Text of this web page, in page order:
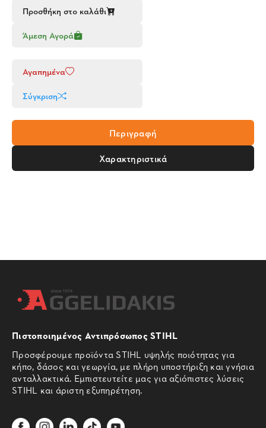
Προσθήκη στο καλάθι
Άμεση Αγορά
Αγαπημένα
Σύγκριση
Περιγραφή
Χαρακτηριστικά
Πιστοποιημένος Αντιπρόσωπος STIHL
Προσφέρουμε προϊόντα STIHL υψηλής ποιότητας για
κήπο, δάσος και γεωργία, με πλήρη υποστήριξη και γνήσια
ανταλλακτικά. Εμπιστευτείτε μας για αξιόπιστες λύσεις
STIHL και άριστη εξυπηρέτηση.